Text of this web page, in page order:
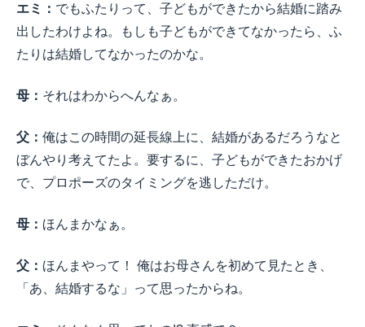
エミ： でもふたりって、子どもができたから結婚に踏み
出したわけよね。もしも子どもができてなかったら、ふ
たりは結婚してなかったのかな。
母： それはわからへんなぁ。
父： 俺はこの時間の延長線上に、結婚があるだろうなと
ぼんやり考えてたよ。要するに、子どもができたおかげ
で、プロポーズのタイミングを逃しただけ。
母： ほんまかなぁ。
父： ほんまやって！ 俺はお母さんを初めて見たとき、
「あ、結婚するな」って思ったからね。